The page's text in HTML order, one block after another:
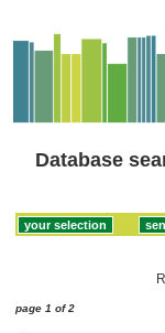
Database
page 1 of 2